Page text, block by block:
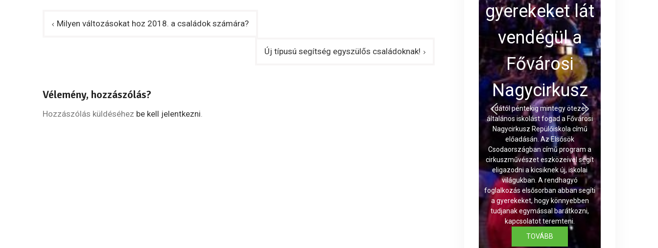
Bejegyzés
Milyen változásokat hoz 2018. a családok számára?
Új típusú segítség egyszülős családoknak!
Vélemény, hozzászólás?
Hozzászólás küldéséhez be kell jelentkezni
gyerekeket lát
vendégül a
Fővárosi
Nagycirkusz
rdától péntekig mintegy ötezer
általános iskolást fogad a Fővárosi
Nagycirkusz Repülőiskola című
előadásán. Az Elsősök
Csodaországban című program a
cirkuszművészet eszközeivel segít
eligazodni a kicsiknek új, iskolai
világukban. A rendhagyó
foglalkozás elsősorban abban segíti
a gyerekeket, hogy könnyebben
tudjanak egymással barátkozni,
kapcsolatot teremteni.
TOVÁBB